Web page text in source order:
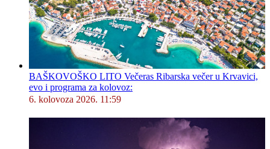
BAŠKOVOŠKO LITO Večeras Ribarska večer u Krvavici,
evo i programa za kolovoz:
6. kolovoza 2026. 11:59